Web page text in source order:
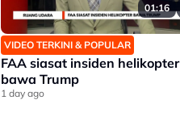
01:16
VIDEO TERKINI & POPULAR
FAA siasat insiden helikopter
bawa Trump
1 day ago